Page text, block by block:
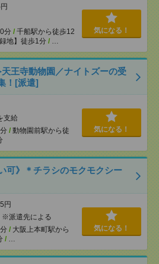
分 / 千船駅から徒歩12
地】徒歩1分 / …
気になる！
王寺動物園／ナイトズーの受
！[派遣]
支給
/ 動物園前駅から徒
気になる！
可》＊チラシのモクモクシー
円
※派遣先による
/ 大阪上本町駅から
/ …
気になる！